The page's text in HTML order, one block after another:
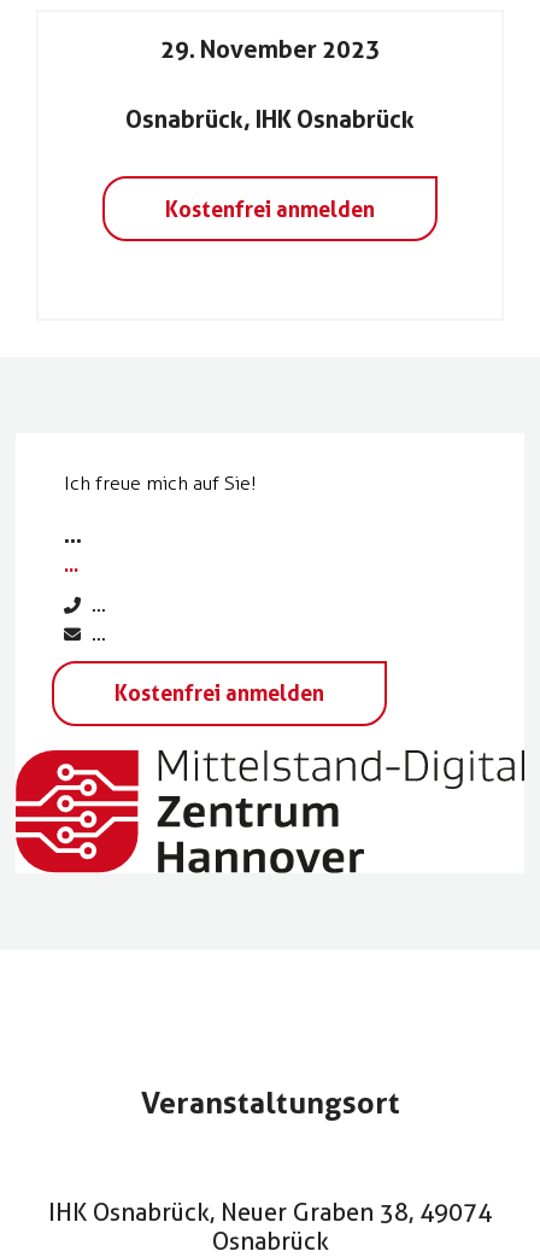
29. November 2023
Osnabrück, IHK Osnabrück
Kostenfrei anmelden
Ich freue mich auf Sie!
...
...
...
...
Kostenfrei anmelden
Veranstaltungsort
IHK Osnabrück, Neuer Graben 38, 49074
Osnabrück